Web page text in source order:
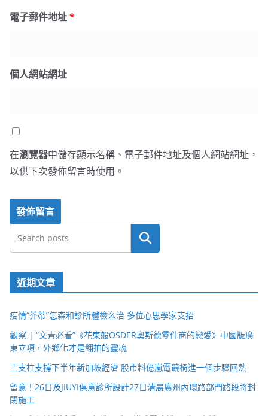
電子郵件地址*
個人網站網址
在瀏覽器中儲存顯示名稱、電子郵件地址及個人網站網址，
以供下次發佈留言時使用。
搜尋
近期文章
疫情“芥蒂”怎森和診所體檢么治 多位心思學家支招
觀察 | “文青必看”《花束般OSDER奧斯德零件商的戀愛》中國版廣
東立項，外鄉化才是翻拍的靈魂
三支柱支撐下半年新加坡經濟 股市料億嵐電競椅進一個步驟回熱
留意！26日及JIUYI俱意診所設計27日清晨廣州內環路部門路段將封
閉施工